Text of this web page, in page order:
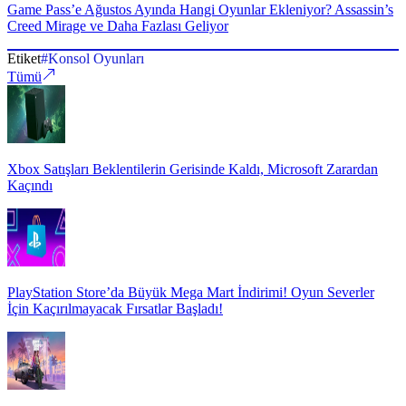
Game Pass’e Ağustos Ayında Hangi Oyunlar Ekleniyor? Assassin’s
Creed Mirage ve Daha Fazlası Geliyor
Etiket#Konsol Oyunları
Tümü
Xbox Satışları Beklentilerin Gerisinde Kaldı, Microsoft Zarardan
Kaçındı
PlayStation Store’da Büyük Mega Mart İndirimi! Oyun Severler
İçin Kaçırılmayacak Fırsatlar Başladı!